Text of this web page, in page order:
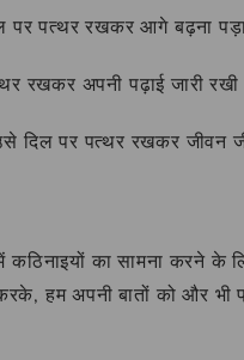
पर पत्थर रखकर आगे बढ़ना
रखकर अपनी पढ़ाई जारी
दिल पर पत्थर रखकर जीवन
कठिनाइयों का सामना करने के
हम अपनी बातों को और भी